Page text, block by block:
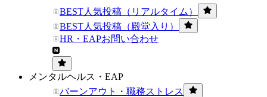
BEST人気投稿（リアルタイム）
BEST人気投稿（殿堂入り）
HR・EAPお問い合わせ
メンタルヘルス・EAP
バーンアウト・職務ストレス